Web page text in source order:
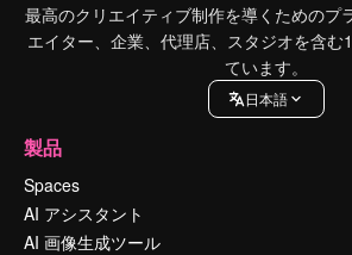
最高のクリエイティブ制作を導くためのプ
エイター、企業、代理店、スタジオを含む
ています。
日本語
製品
Spaces
AI アシスタント
AI 画像生成ツール